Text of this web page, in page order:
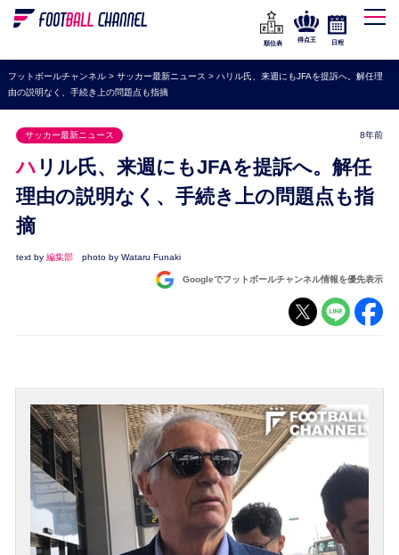
WEリーグ
海外サッカー
プレミアリーグ
ラ・リーガ
セリエA
ブンデスリーガ
ナショナルチーム
順位表
得点王 日程
フットボールチャンネル> サッカー最新ニュース > ハリル氏、来週にもJFAを提訴へ。解任理
由の説明なく、手続き上の問題点も指摘
サッカー最新ニュース 8年前
ハリル氏、来週にもJFAを提訴へ。解任
理由の説明なく、手続き上の問題点も指
摘
text by 編集部 photo by Wataru Funaki
Googleでフットボールチャンネル情報を優先表示